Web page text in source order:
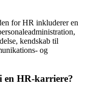
for HR inkluderer en
kendskab til
og
en HR-karriere?